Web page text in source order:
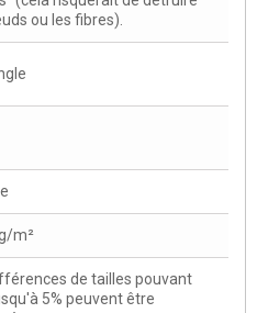
ou les fibres).
m²
de tailles pouvant
5% peuvent être